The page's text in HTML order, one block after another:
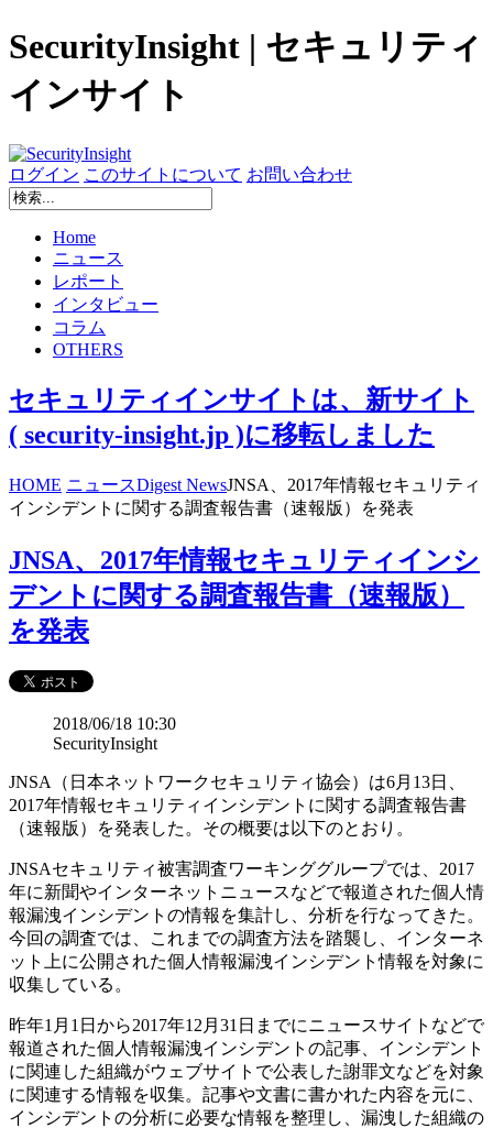
SecurityInsight | セキュリティ
インサイト
ログイン このサイトについて お問い合わせ
Home
ニュース
レポート
インタビュー
コラム
OTHERS
セキュリティインサイトは、新サイト
( security-insight.jp )に移転しました
HOME ニュースDigest NewsJNSA、2017年情報セキュリティ
インシデントに関する調査報告書（速報版）を発表
JNSA、2017年情報セキュリティインシ
デントに関する調査報告書（速報版）
を発表
2018/06/18 10:30
SecurityInsight
JNSA（日本ネットワークセキュリティ協会）は6月13日、
2017年情報セキュリティインシデントに関する調査報告書
（速報版）を発表した。その概要は以下のとおり。
JNSAセキュリティ被害調査ワーキンググループでは、2017
年に新聞やインターネットニュースなどで報道された個人情
報漏洩インシデントの情報を集計し、分析を行なってきた。
今回の調査では、これまでの調査方法を踏襲し、インターネ
ット上に公開された個人情報漏洩インシデント情報を対象に
収集している。
昨年1月1日から2017年12月31日までにニュースサイトなどで
報道された個人情報漏洩インシデントの記事、インシデント
に関連した組織がウェブサイトで公表した謝罪文などを対象
に関連する情報を収集。記事や文書に書かれた内容を元に、
インシデントの分析に必要な情報を整理し、漏洩した組織の